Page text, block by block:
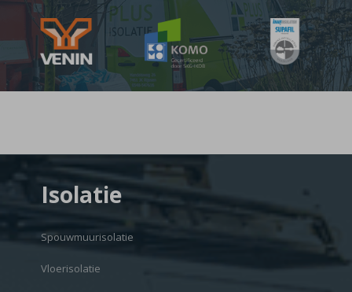
Isolatie
Spouwmuurisolatie
Vloerisolatie